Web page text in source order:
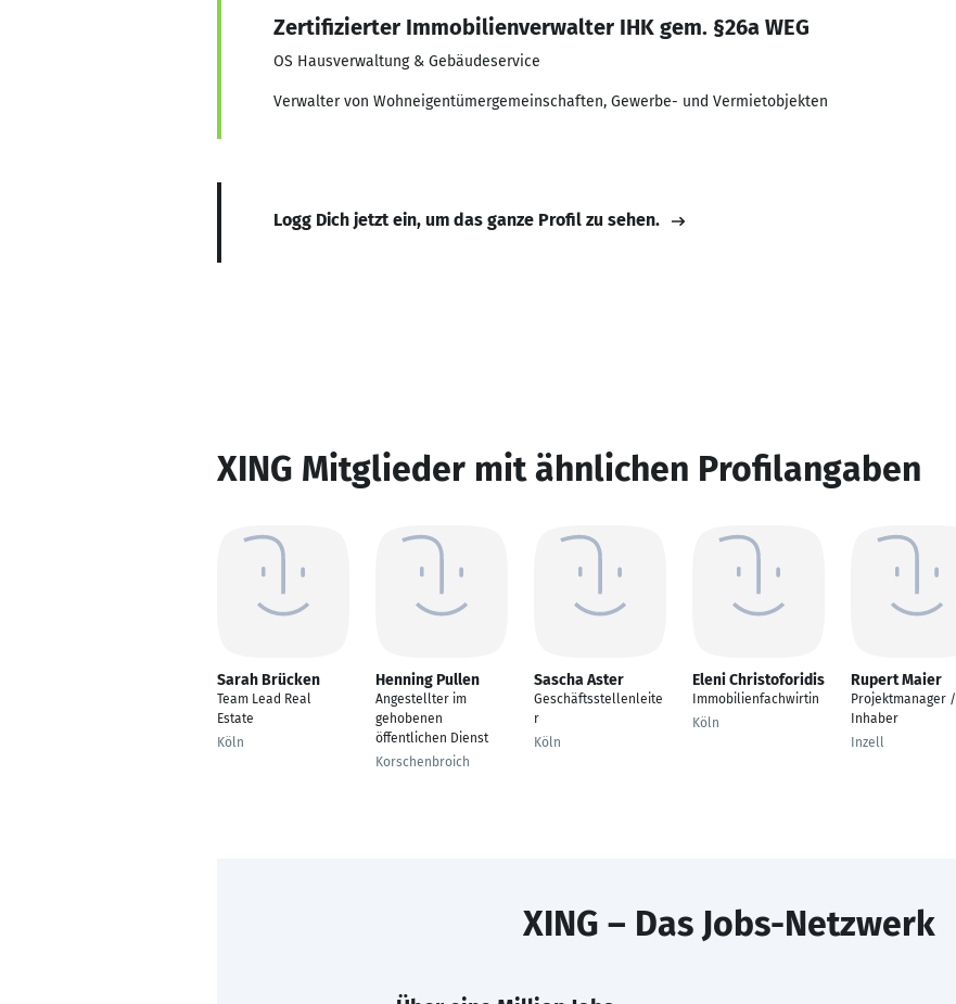
Zertifizierter Immobilienverwalter IHK gem. §26a WEG
OS Hausverwaltung & Gebäudeservice
Verwalter von Wohneigentümergemeinschaften, Gewerbe- und Vermietobjekten
Logg Dich jetzt ein, um das ganze Profil zu sehen.
XING Mitglieder mit ähnlichen Profilangaben
Sarah Brücken
Team Lead Real
Estate
Köln
Henning Pullen
Angestellter im
gehobenen
öffentlichen Dienst
Korschenbroich
Sascha Aster
Geschäftsstellenleite
r
Köln
Eleni Christoforidis
Immobilienfachwirtin
Köln
Rupert Maier
Projektmanager /
Inhaber
Inzell
XING – Das Jobs-Netzwerk